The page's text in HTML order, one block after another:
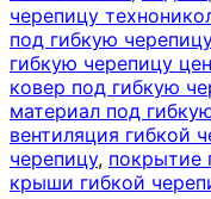
черепицу
под гибкую
гибкую черепицу
ковер под гибкую
материал под
вентиляция гибкой
черепицу, покрытие
крыши гибкой